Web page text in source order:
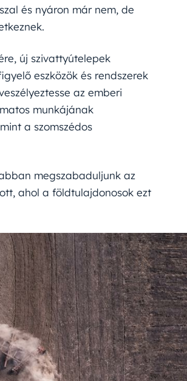
és nyáron már nem, de
új szivattyútelepek
eszközök és rendszerek
az emberi
munkájának
a szomszédos
megszabaduljunk az
ahol a földtulajdonosok ezt